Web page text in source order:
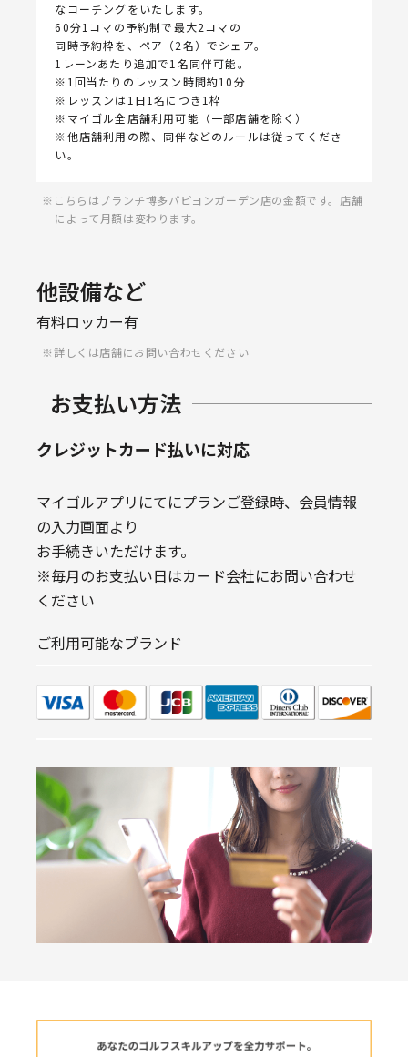
なコーチングをいたします。
60分1コマの予約制で最大2コマの
同時予約枠を、ペア（2名）でシェア。
1レーンあたり追加で1名同伴可能。
※1回当たりのレッスン時間約10分
※レッスンは1日1名につき1枠
※マイゴル全店舗利用可能（一部店舗を除く）
※他店舗利用の際、同伴などのルールは従ってくださ
い。
こちらはブランチ博多パピヨンガーデン店の金額です。店舗
によって月額は変わります。
他設備など
有料ロッカー有
詳しくは店舗にお問い合わせください
お支払い方法
クレジットカード払いに対応
マイゴルアプリにてにプランご登録時、会員情報
の入力画面より
お手続きいただけます。
※毎月のお支払い日はカード会社にお問い合わせ
ください
ご利用可能なブランド